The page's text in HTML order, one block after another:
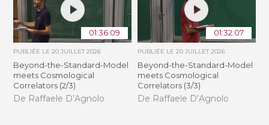
01:36:09
PUBLIÉE LE20 JUILLET 2026
Beyond-the-Standard-Model
meets Cosmological
Correlators (2/3)
De Raffaele D’Agnolo
01:32:07
PUBLIÉE LE 20 JUILLET 2026
Beyond-the-Standard-Model
meets Cosmological
Correlators (3/3)
De Raffaele D’Agnolo